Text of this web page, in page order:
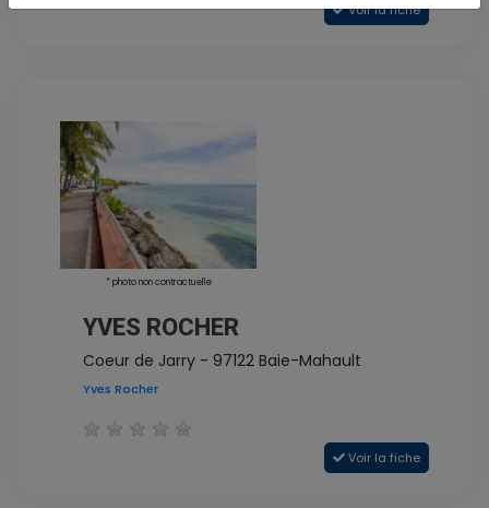
Voir la fiche
* photo non contractuelle
YVES ROCHER
Coeur de Jarry - 97122 Baie-Mahault
Yves Rocher
Voir la fiche